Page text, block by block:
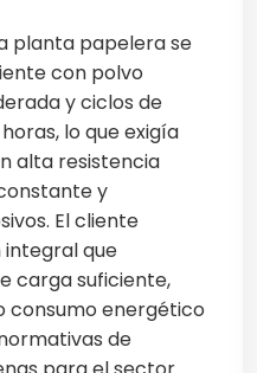
planta papelera se
con polvo
y ciclos de
lo que exigía
alta resistencia
y
El cliente
integral que
carga suficiente,
consumo energético
de